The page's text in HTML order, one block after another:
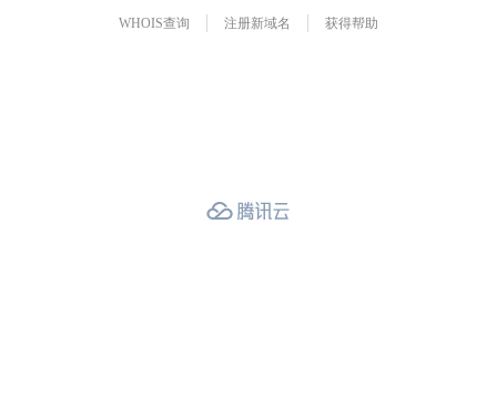
WHOIS查询 注册新域名 获得帮助